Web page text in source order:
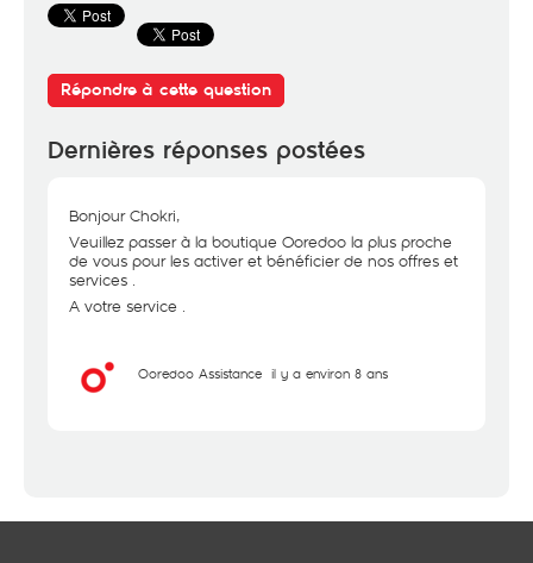
Répondre à cette question
Dernières réponses postées
Bonjour Chokri,
Veuillez passer à la boutique Ooredoo la plus proche
de vous pour les activer et bénéficier de nos offres et
services .
A votre service .
Ooredoo Assistance il y a environ 8 ans